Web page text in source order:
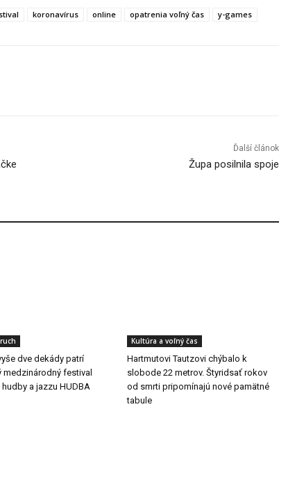
koronavírus online opatrenia voľný čas y-games
Ďalší článok
Župa posilnila spoje
dve dekády patrí
medzinárodný festival
a jazzu HUDBA
Kultúra a voľný čas
Hartmutovi Tautzovi chýbalo k
slobode 22 metrov. Štyridsať rokov
od smrti pripomínajú nové pamätné
tabule